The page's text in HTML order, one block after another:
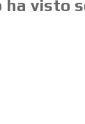
ha visto